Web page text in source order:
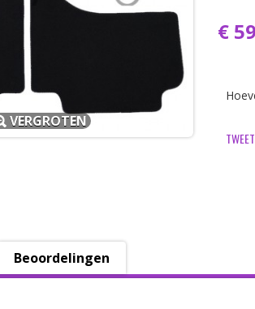
VERGROTEN
€
TWEET
Beoordelingen